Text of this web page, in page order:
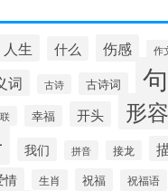
人生 什么 伤感 作
词 古诗 古诗词
幸福 开头 形容
我们 拼音 接龙
情 生肖 祝福 祝福语